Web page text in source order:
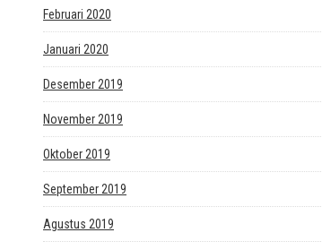
Februari 2020
Januari 2020
Desember 2019
November 2019
Oktober 2019
September 2019
Agustus 2019